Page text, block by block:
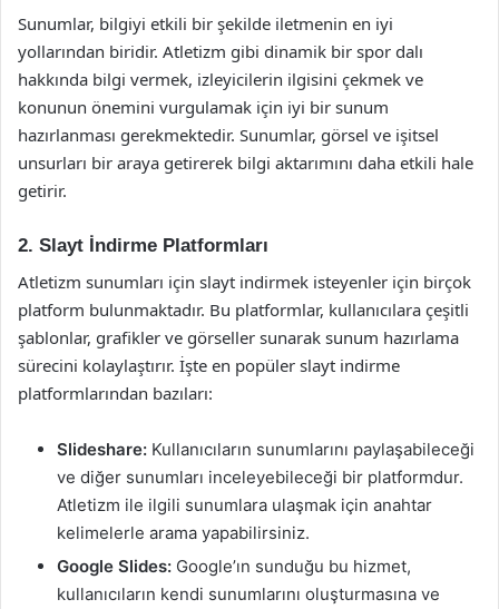
Sunumlar, bilgiyi etkili bir şekilde iletmenin en iyi
yollarından biridir. Atletizm gibi dinamik bir spor dalı
hakkında bilgi vermek, izleyicilerin ilgisini çekmek ve
konunun önemini vurgulamak için iyi bir sunum
hazırlanması gerekmektedir. Sunumlar, görsel ve işitsel
unsurları bir araya getirerek bilgi aktarımını daha etkili hale
getirir.
2. Slayt İndirme Platformları
Atletizm sunumları için slayt indirmek isteyenler için birçok
platform bulunmaktadır. Bu platformlar, kullanıcılara çeşitli
şablonlar, grafikler ve görseller sunarak sunum hazırlama
sürecini kolaylaştırır. İşte en popüler slayt indirme
platformlarından bazıları:
Slideshare: Kullanıcıların sunumlarını paylaşabileceği
ve diğer sunumları inceleyebileceği bir platformdur.
Atletizm ile ilgili sunumlara ulaşmak için anahtar
kelimelerle arama yapabilirsiniz.
Google Slides: Google’ın sunduğu bu hizmet,
kullanıcıların kendi sunumlarını oluşturmasına ve